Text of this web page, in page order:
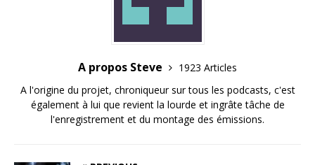
A propos Steve
1923 Articles
A l'origine du projet, chroniqueur sur tous les podcasts, c'est
également à lui que revient la lourde et ingrâte tâche de
l'enregistrement et du montage des émissions.